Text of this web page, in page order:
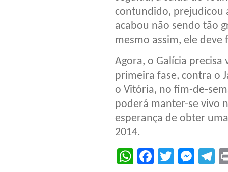
contundido, prejudicou
acabou não sendo tão
mesmo assim, ele
Agora, o Galícia precisa
primeira fase, contra o
o Vitória, no fim-de-
poderá manter-se vivo
esperança de obter
2014.
WhatsApp
Facebook
Twitter